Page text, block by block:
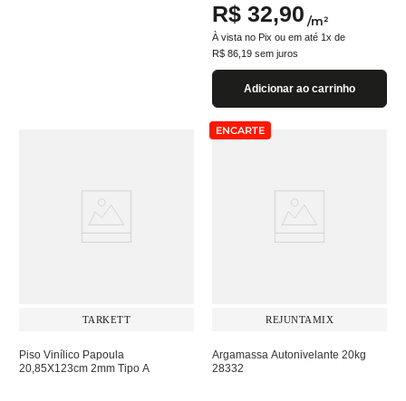
R$ 32,90 /m²
À vista no Pix ou em até 1 x de
R$ 86 19 sem juros
Adicionar ao carrinho
TARKETT
Piso Vinílico Papoula
20,85X123cm 2mm Tipo A
ENCARTE
REJUNTAMIX
Argamassa Autonivelante 20kg
28332